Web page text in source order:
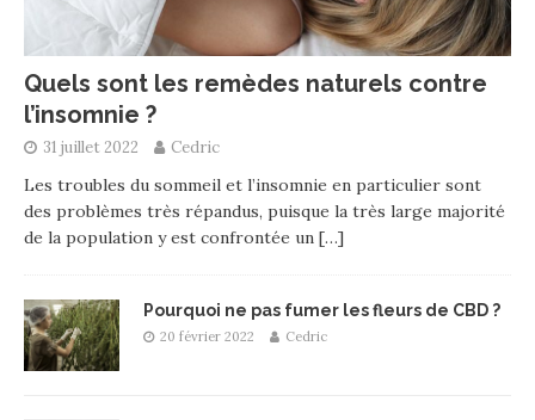
Quels sont les remèdes naturels contre
l’insomnie ?
31 juillet 2022 Cedric
Les troubles du sommeil et l’insomnie en particulier sont
des problèmes très répandus, puisque la très large majorité
de la population y est confrontée un […]
Pourquoi ne pas fumer les fleurs de CBD ?
20 février 2022 Cedric